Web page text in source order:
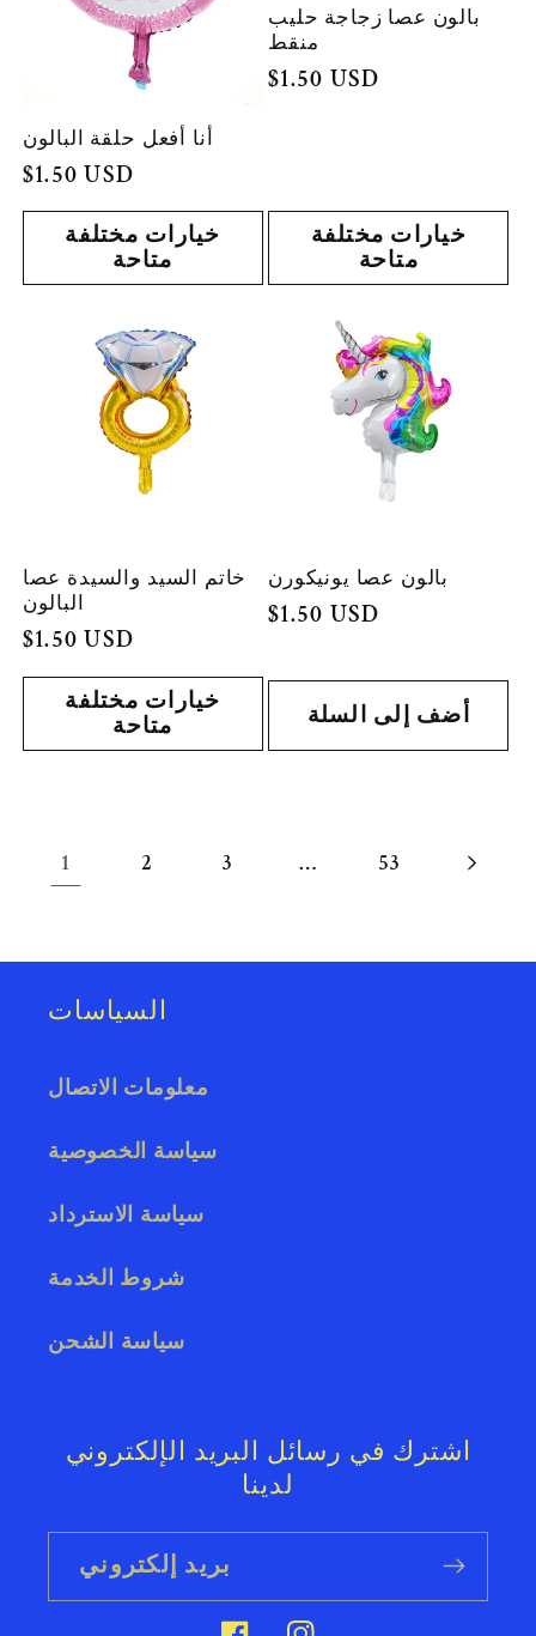
أنا أفعل حلقة البالون
السعر
العادي
$1.50 USD
خيارات مختلفة
متاحة
بالون عصا زجاجة حليب
منقط
السعر
$1.50 USD
خيارات مختلفة
متاحة
خاتم السيد والسيدة عصا
البالون
السعر
العادي
$1.50 USD
خيارات مختلفة
متاحة
بالون عصا يونيكورن
السعر
$1.50 USD
أضف إلى السلة
1 2 3 … 53
السياسات
معلومات الاتصال
سياسة الخصوصية
سياسة الاسترداد
شروط الخدمة
سياسة الشحن
اشترك في رسائل البريد الإلكتروني
لدينا
بريد إلكتروني